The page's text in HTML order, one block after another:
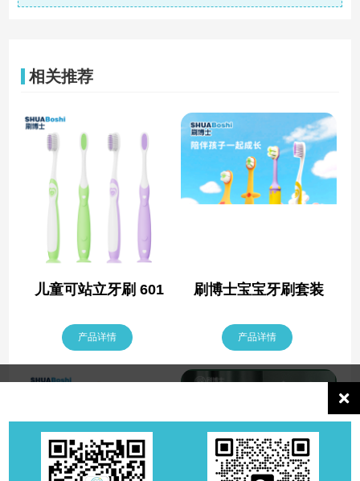
相关推荐
儿童可站立牙刷 601
产品详情
刷博士宝宝牙刷套装
产品详情